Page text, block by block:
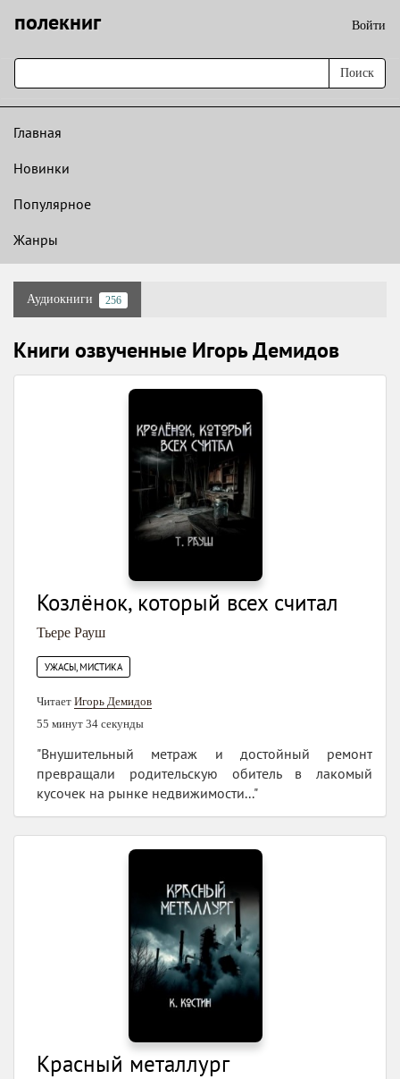
полекниг Войти
Поиск
Главная
Новинки
Популярное
Жанры
Аудиокниги 256
Книги озвученные Игорь Демидов
Козлёнок, который всех считал
Тьере Рауш
УЖАСЫ, МИСТИКА
Читает Игорь Демидов
55 минут 34 секунды
"Внушительный метраж и достойный ремонт
превращали родительскую обитель в лакомый
кусочек на рынке недвижимости..."
Красный металлург